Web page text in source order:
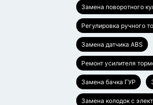
Замена поворотного
Регулировка ручного
Замена датчика ABS
Ремонт усилителя
Замена бачка ГУР
Замена колодок с